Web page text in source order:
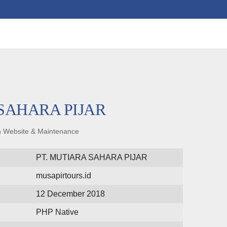
PIJAR
& Maintenance
PT. MUTIARA SAHARA PIJAR
musapirtours.id
12 December 2018
PHP Native